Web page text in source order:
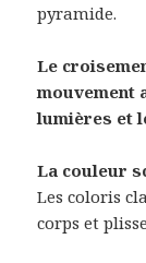
pyramide.
Le
mouvement
lumières et
La couleur
Les coloris
corps et